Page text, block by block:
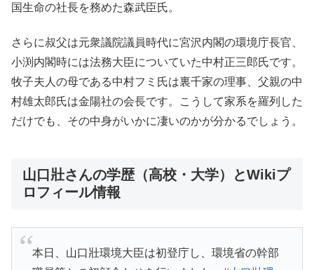
国生命の社長を務めた森武臣氏。
さらに叔父は元衆議院議員時代に宮沢内閣の環境庁長官、
小渕内閣時には法務大臣についていた中村正三郎氏です。
牧子夫人の母である中村フミ氏は裏千家の理事、父親の中
村雄太郎氏は金陽社の会長です。こうして家系を羅列した
だけでも、その中身がいかに凄いのかが分かるでしょう。
山口壯さんの学歴（高校・大学）とWikiプ
ロフィール情報
本日、山口壯環境大臣は初登庁し、環境省の幹部